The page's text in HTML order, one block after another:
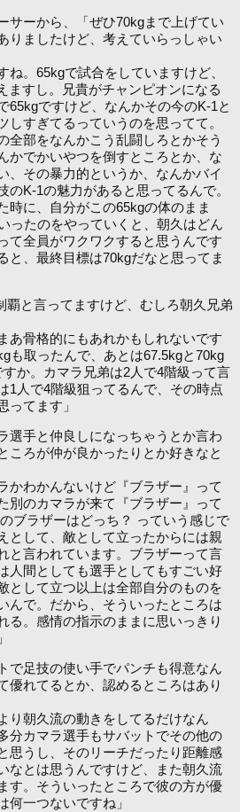
ーから、「ぜひ70kgまで上げてい
りましたけど、考えていらっしゃい
ね。65kgで試合をしていますけど、
ますし。兄貴がチャンピオンになる
65kgですけど、なんかその今のK-1と
しすぎてるっていうのを思ってて。
全部をなんかこう乱闘しろとかそう
かでかいやつを倒すところとか、な
、その暴力的というか、なんかバイ
のK-1の魅力があると思ってるんで。
時に、自分がこの65kgの体のまま
ったのをやっていくと、朝久はどん
て全員がワクワクすると思うんです
と、最終目標は70kgだなと思ってま
と言ってますけど、むしろ朝久兄弟
あ骨格的にもあれかもしれないです
も取ったんで、あとは67.5kgと70kg
か。カマラ兄弟は2人で4階級って言
1人で4階級狙ってるんで、その時点
ってます」
手と仲良しになっちゃうとか言わ
ころが仲が良かったりとか好きなと
かわかんないけど『ブラザー』って
別のカマラが来て『ブラザー』って
ブラザーはどっち？ っていう感じで
として、敵として立ったからには親
と言われています。ブラザーって言
人間としても選手としてもすごい好
として立つ以上は全部自分のものを
んで。だから、そういったところは
る。感情の指示のままに思いっきり
足技の使い手でパンチも得意なん
優れてるとか、認めるところはあり
り朝久流の動きをしてるだけなん
分カマラ選手もサバットでその他の
思うし、そのリーチだったり距離感
なとは思うんですけど、また朝久流
す。そういったところで彼の方が優
何一つないですね」